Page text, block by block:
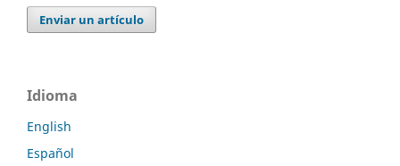
Enviar un artículo
Idioma
English
Español